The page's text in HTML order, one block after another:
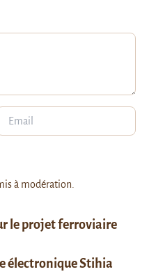
le projet ferroviaire
électronique Stihia
à modération.